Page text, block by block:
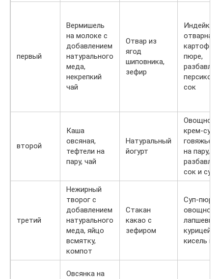
первый
Вермишель
на молоке с
добавлением
натурального
меда,
некрепкий
чай
Отвар из
ягод
шиповника,
зефир
Индейка
отварная,
пюре,
сок
второй
Каша
овсяная,
тефтели на
пару, чай
Натуральный
йогурт
Овощной
крем-суп,
говяжье
на пару,
сок и
третий
Нежирный
творог с
добавлением
натурального
меда, яйцо
всмятку,
компот
Стакан
какао с
зефиром
Суп-пюре
овощной,
курицей,
кисель из
Овсянка на